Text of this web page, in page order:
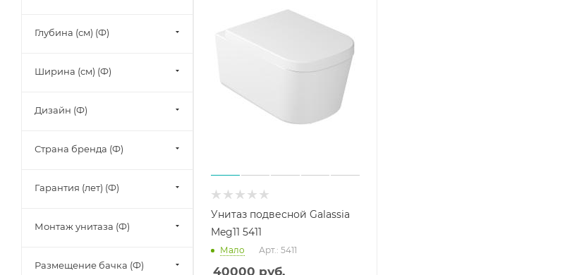
Унитаз подвесной Galassia
Meg11 5411
Мало Арт.: 5411
40000 руб.
Глубина (см) (Ф)
Ширина (см) (Ф)
Дизайн (Ф)
Страна бренда (Ф)
Гарантия (лет) (Ф)
Монтаж унитаза (Ф)
Размещение бачка (Ф)